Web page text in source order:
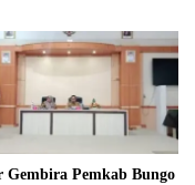
Gembira Pemkab Bungo